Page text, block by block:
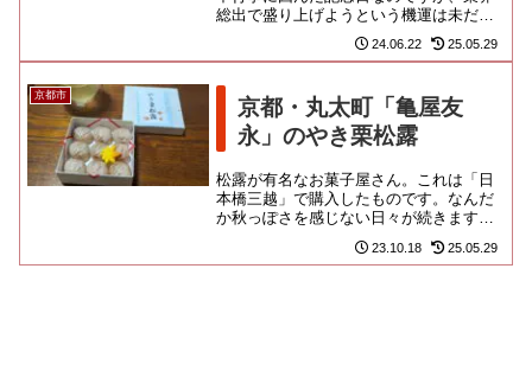
総出で盛り上げようという機運は未だ見
えず。ちょうど通りがかった「京急百貨
店」でも「鶴屋八幡」と「...
24.06.22 25.05.29
京都市
京都・丸太町「亀屋友
永」のやき栗松露
松露が有名なお菓子屋さん。これは「日
本橋三越」で購入したものです。なんだ
か秋っぽさを感じない日々が続きます
が、季節のお菓子はスケジュール通りで
すね。焼き栗を模した秋の松露。...
23.10.18 25.05.29